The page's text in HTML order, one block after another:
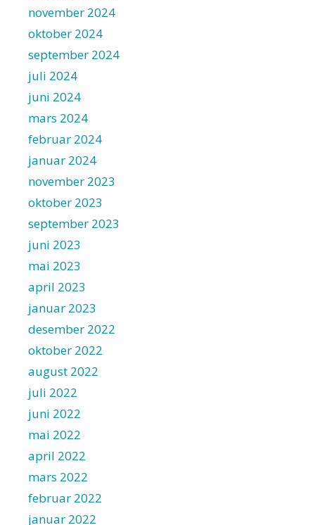
november 2024
oktober 2024
september 2024
juli 2024
juni 2024
mars 2024
februar 2024
januar 2024
november 2023
oktober 2023
september 2023
juni 2023
mai 2023
april 2023
januar 2023
desember 2022
oktober 2022
august 2022
juli 2022
juni 2022
mai 2022
april 2022
mars 2022
februar 2022
januar 2022